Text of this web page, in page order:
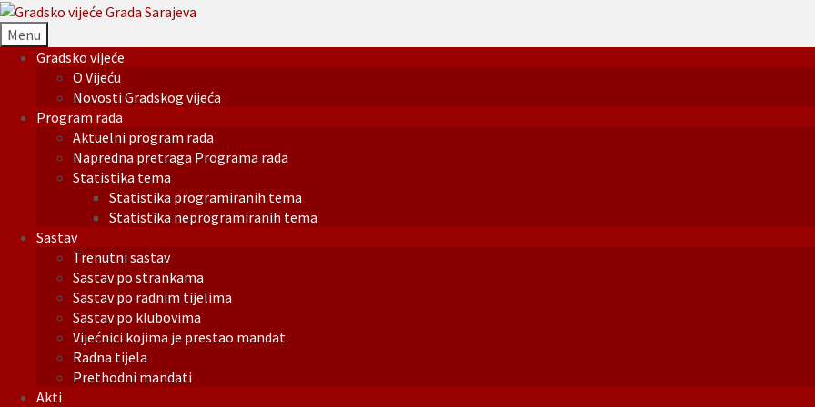
Menu
Gradsko vijeće
O Vijeću
Novosti Gradskog vijeća
Program rada
Aktuelni program rada
Napredna pretraga Programa rada
Statistika tema
Statistika programiranih tema
Statistika neprogramiranih tema
Sastav
Trenutni sastav
Sastav po strankama
Sastav po radnim tijelima
Sastav po klubovima
Vijećnici kojima je prestao mandat
Radna tijela
Prethodni mandati
Akti